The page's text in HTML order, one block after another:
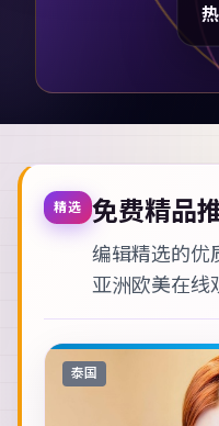
精选 免费精品
编辑精选的优
亚洲欧美在线
泰国